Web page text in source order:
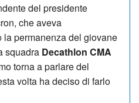
del presidente
che aveva
permanenza del giovane
squadra Decathlon CMA
torna a parlare del
volta ha deciso di farlo